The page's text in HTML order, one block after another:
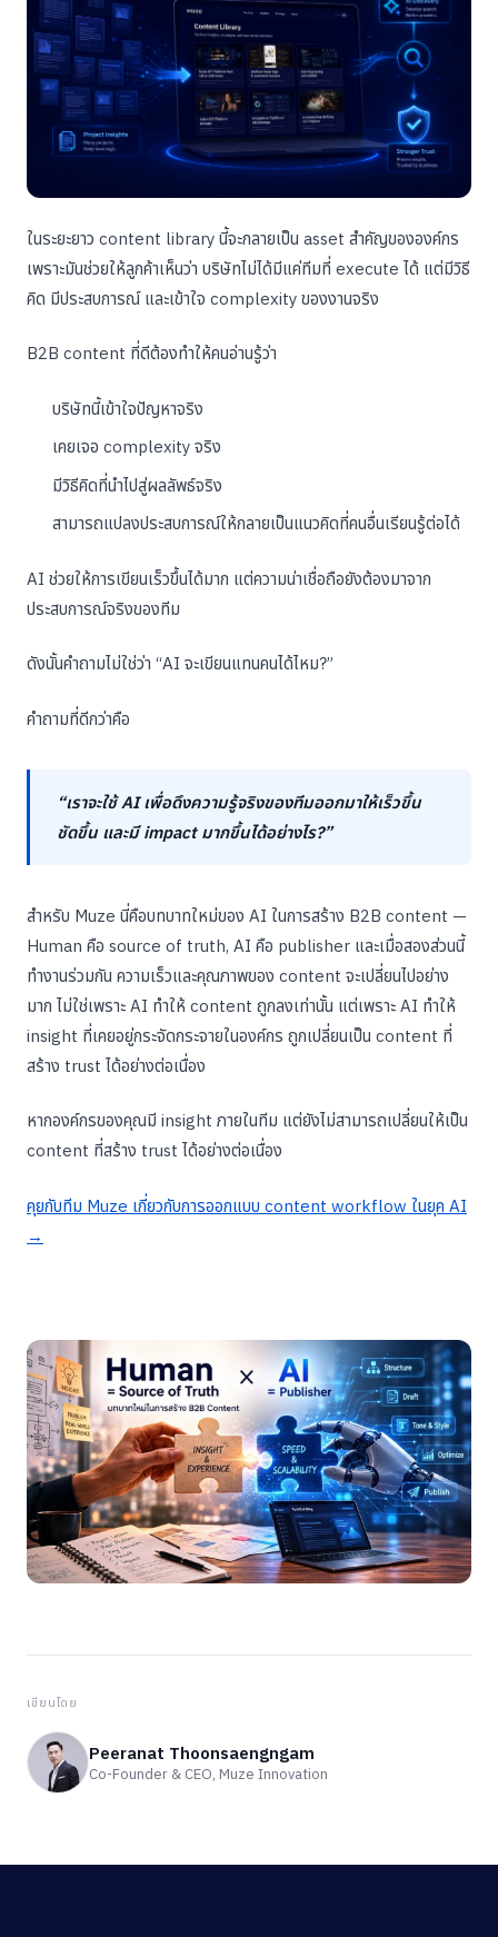
ในระยะยาว content library นี้จะกลายเป็น asset สำคัญขององค์กร
เพราะมันช่วยให้ลูกค้าเห็นว่า บริษัทไม่ได้มีแค่ทีมที่ execute ได้ แต่มีวิธี
คิด มีประสบการณ์ และเข้าใจ complexity ของงานจริง
B2B content ที่ดีต้องทำให้คนอ่านรู้ว่า
บริษัทนี้เข้าใจปัญหาจริง
เคยเจอ complexity จริง
มีวิธีคิดที่นำไปสู่ผลลัพธ์จริง
สามารถแปลงประสบการณ์ให้กลายเป็นแนวคิดที่คนอื่นเรียนรู้ต่อได้
AI ช่วยให้การเขียนเร็วขึ้นได้มาก แต่ความน่าเชื่อถือยังต้องมาจาก
ประสบการณ์จริงของทีม
ดังนั้นคำถามไม่ใช่ว่า “AI จะเขียนแทนคนได้ไหม?”
คำถามที่ดีกว่าคือ
“เราจะใช้ AI เพื่อดึงความรู้จริงของทีมออกมาให้เร็วขึ้น
ชัดขึ้น และมี impact มากขึ้นได้อย่างไร?”
สำหรับ Muze นี่คือบทบาทใหม่ของ AI ในการสร้าง B2B content —
Human คือ source of truth, AI คือ publisher และเมื่อสองส่วนนี้
ทำงานร่วมกัน ความเร็วและคุณภาพของ content จะเปลี่ยนไปอย่าง
มาก ไม่ใช่เพราะ AI ทำให้ content ถูกลงเท่านั้น แต่เพราะ AI ทำให้
insight ที่เคยอยู่กระจัดกระจายในองค์กร ถูกเปลี่ยนเป็น content ที่
สร้าง trust ได้อย่างต่อเนื่อง
หากองค์กรของคุณมี insight ภายในทีม แต่ยังไม่สามารถเปลี่ยนให้เป็น
content ที่สร้าง trust ได้อย่างต่อเนื่อง
คุยกับทีม Muze เกี่ยวกับการออกแบบ content workflow ในยุค AI
→
เขียนโดย
Peeranat Thoonsaengngam
Co-Founder & CEO, Muze Innovation